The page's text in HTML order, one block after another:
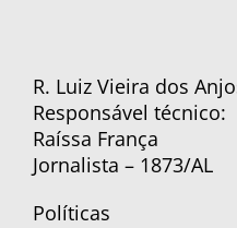
R. Luiz Vieira dos
Responsável técnico:
Raíssa França
Jornalista – 1873/AL
Políticas